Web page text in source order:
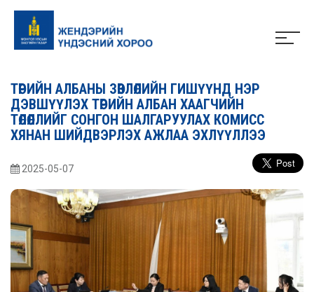
ТӨРИЙН АЛБАНЫ ЗӨВЛӨЛИЙН ГИШҮҮНД НЭР
ДЭВШҮҮЛЭХ ТӨРИЙН АЛБАН ХААГЧИЙН
ТӨЛӨӨЛЛИЙГ СОНГОН ШАЛГАРУУЛАХ КОМИСС
ХЯНАН ШИЙДВЭРЛЭХ АЖЛАА ЭХЛҮҮЛЛЭЭ
2025-05-07